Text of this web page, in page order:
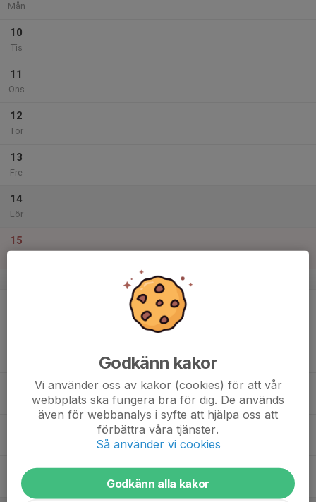
Mån
10
Tis
11
Ons
12
Tor
13
Fre
14
Lör
15
v.51
Fre
Godkänn kakor
Vi använder oss av kakor (cookies) för att vår
webbplats ska fungera bra för dig. De används
även för webbanalys i syfte att hjälpa oss att
förbättra våra tjänster.
Så använder vi cookies
Godkänn alla kakor